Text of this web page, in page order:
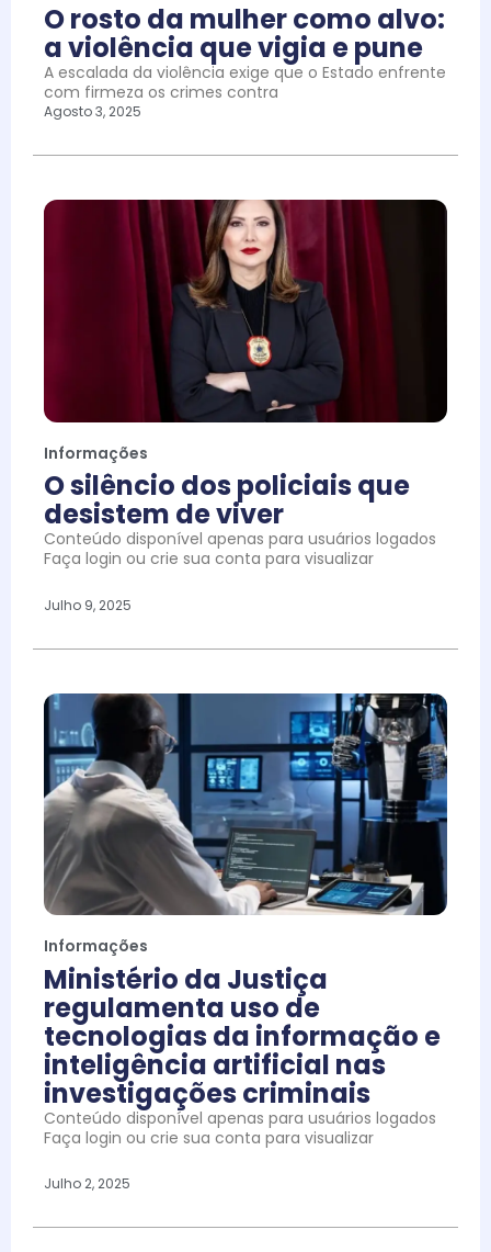
O rosto da mulher como alvo:
a violência que vigia e pune
A escalada da violência exige que o Estado enfrente
com firmeza os crimes contra
Agosto 3, 2025
Informações
O silêncio dos policiais que
desistem de viver
Conteúdo disponível apenas para usuários logados
Faça login ou crie sua conta para visualizar
Julho 9, 2025
Informações
Ministério da Justiça
regulamenta uso de
tecnologias da informação e
inteligência artificial nas
investigações criminais
Conteúdo disponível apenas para usuários logados
Faça login ou crie sua conta para visualizar
Julho 2, 2025